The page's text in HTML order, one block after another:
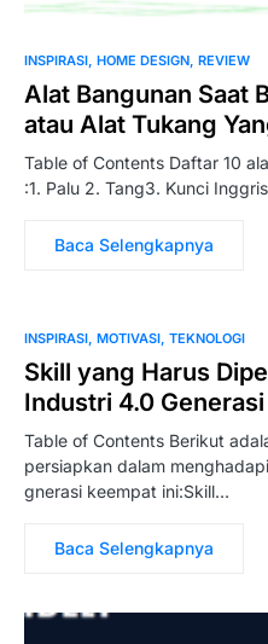
INSPIRASI HOME DESIGN REVIEW
Alat Bangunan Saat
atau Alat Tukang
Table of Contents Daftar 10
:1. Palu 2. Tang3. Kunci
Baca Selengkapnya
INSPIRASI MOTIVASI TEKNOLOGI
Skill yang Harus
Industri 4.0
Table of Contents Berikut
persiapkan dalam
gnerasi keempat ini:Skill…
Baca Selengkapnya